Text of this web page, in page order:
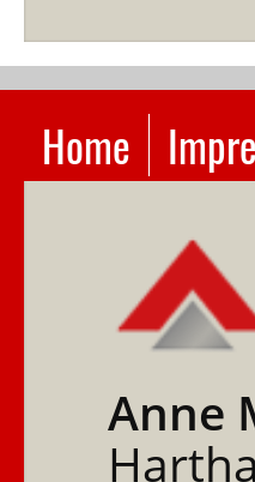
Navigation
Home
Anne